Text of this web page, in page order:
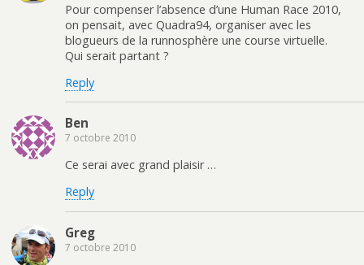
Pour compenser l’absence d’une Human Race 2010,
on pensait, avec Quadra94, organiser avec les
blogueurs de la runnosphère une course virtuelle.
Qui serait partant ?
Reply
Ben
7 octobre 2010
Ce serai avec grand plaisir …
Reply
Greg
7 octobre 2010